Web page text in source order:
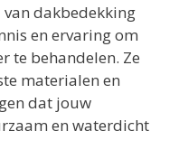
van dakbedekking
en ervaring om
te behandelen. Ze
materialen en
dat jouw
en waterdicht